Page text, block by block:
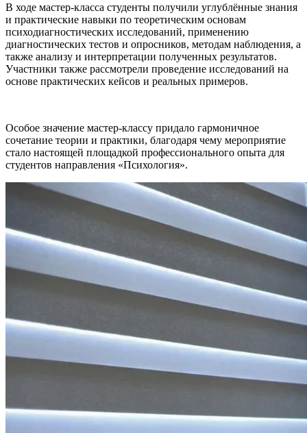
В ходе мастер-класса студенты получили углублённые знания
и практические навыки по теоретическим основам
психодиагностических исследований, применению
диагностических тестов и опросников, методам наблюдения, а
также анализу и интерпретации полученных результатов.
Участники также рассмотрели проведение исследований на
основе практических кейсов и реальных примеров.
Особое значение мастер-классу придало гармоничное
сочетание теории и практики, благодаря чему мероприятие
стало настоящей площадкой профессионального опыта для
студентов направления «Психология».